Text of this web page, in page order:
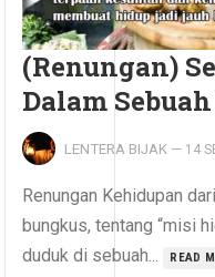
(Renungan)
Dalam
LENTERA BIJAK — 14
Renungan Kehidupan
bungkus, tentang “misi
duduk di sebuah...
READ